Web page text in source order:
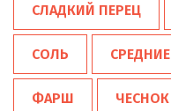
СЛАДКИЙ ПЕРЕЦ
СОЛЬ СРЕДНИЕ
ФАРШ ЧЕСНОК